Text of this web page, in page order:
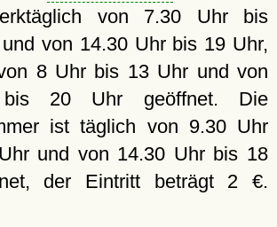
von 7.30 Uhr bis
von 14.30 Uhr bis 19 Uhr,
8 Uhr bis 13 Uhr und von
20 Uhr geöffnet. Die
ist täglich von 9.30 Uhr
und von 14.30 Uhr bis 18
der Eintritt beträgt 2 €.